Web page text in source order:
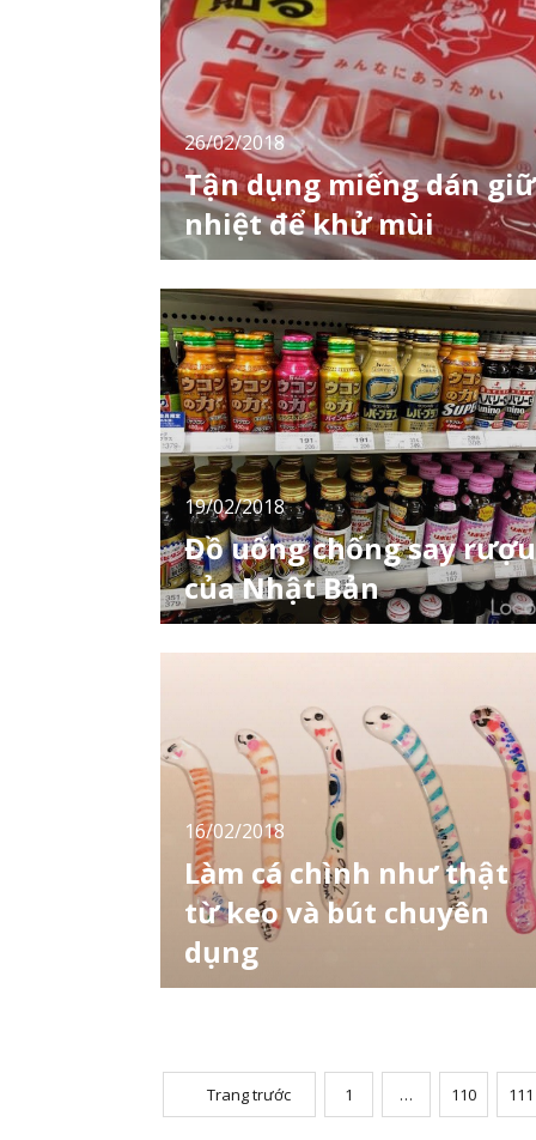
26/02/2018
Tận dụng miếng dán giữ
nhiệt để khử mùi
Nếu có dịp ở Nhật Bản vào mùa đông, bạn
dán giữ nhiệt để giữ ấm cơ thể. Sản phẩm
này thường được bày bán ngay trước cửa các
hiệu thuốc, mĩ phẩm… với bao bì màu đỏ
kangoroo hoặc hình thỏ… và thường được
gọi là “kairo”. Miếng dán giữ nhiệt có đủ
19/02/2018
Đồ uống chống say rượu
của Nhật Bản
Cuộc nhậu nào chắc hẳn cũng sẽ rất vui tuy
trước cuộc nhậu bạn uống 1 chai này thì chắc
hẳn sẽ không phải lo nghĩ gì những điều ở
trên nữa. Ukon Nochikara
16/02/2018
Làm cá chình như thật
từ keo và bút chuyên
dụng
Nếu có dịp đến các thuỷ cung ở Nhật Bản,
kích thước khá nhỏ và dễ hoảng sợ khi thấy
có vật thể lạ tiến lại gần. Đối với trẻ em và
Trang trước 1 … 110 111